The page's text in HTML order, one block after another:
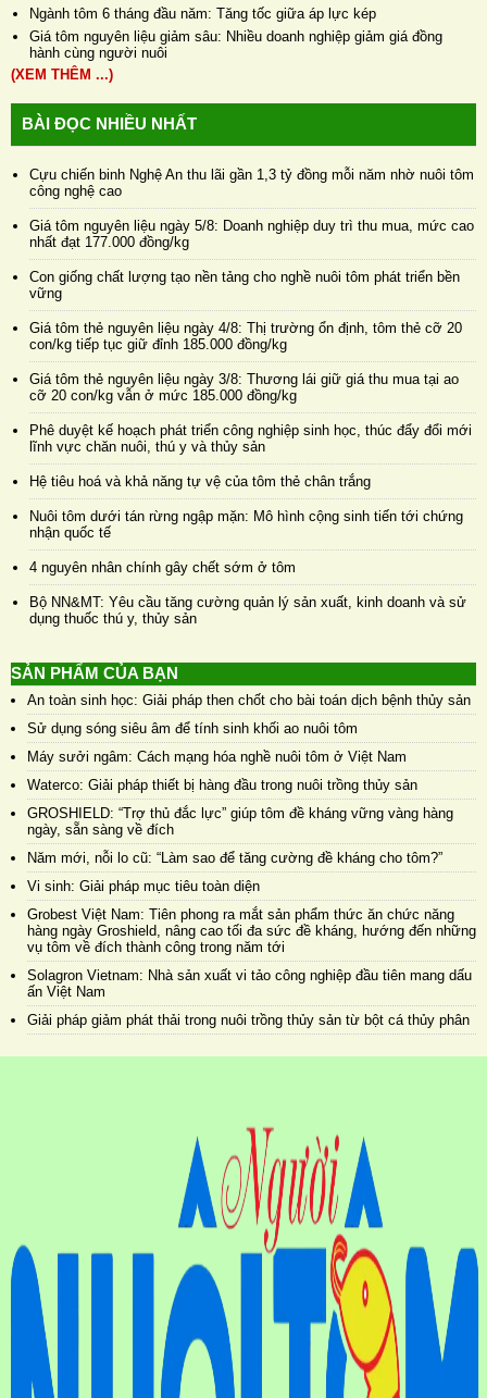
Ngành tôm 6 tháng đầu năm: Tăng tốc giữa áp lực kép
Giá tôm nguyên liệu giảm sâu: Nhiều doanh nghiệp giảm giá đồng
hành cùng người nuôi
(XEM THÊM ...)
BÀI ĐỌC NHIỀU NHẤT
Cựu chiến binh Nghệ An thu lãi gần 1,3 tỷ đồng mỗi năm nhờ nuôi tôm
công nghệ cao
Giá tôm nguyên liệu ngày 5/8: Doanh nghiệp duy trì thu mua, mức cao
nhất đạt 177.000 đồng/kg
Con giống chất lượng tạo nền tảng cho nghề nuôi tôm phát triển bền
vững
Giá tôm thẻ nguyên liệu ngày 4/8: Thị trường ổn định, tôm thẻ cỡ 20
con/kg tiếp tục giữ đỉnh 185.000 đồng/kg
Giá tôm thẻ nguyên liệu ngày 3/8: Thương lái giữ giá thu mua tại ao
cỡ 20 con/kg vẫn ở mức 185.000 đồng/kg
Phê duyệt kế hoạch phát triển công nghiệp sinh học, thúc đẩy đổi mới
lĩnh vực chăn nuôi, thú y và thủy sản
Hệ tiêu hoá và khả năng tự vệ của tôm thẻ chân trắng
Nuôi tôm dưới tán rừng ngập mặn: Mô hình cộng sinh tiến tới chứng
nhận quốc tế
4 nguyên nhân chính gây chết sớm ở tôm
Bộ NN&MT: Yêu cầu tăng cường quản lý sản xuất, kinh doanh và sử
dụng thuốc thú y, thủy sản
SẢN PHẨM CỦA BẠN
An toàn sinh học: Giải pháp then chốt cho bài toán dịch bệnh thủy sản
Sử dụng sóng siêu âm để tính sinh khối ao nuôi tôm
Máy sưởi ngâm: Cách mạng hóa nghề nuôi tôm ở Việt Nam
Waterco: Giải pháp thiết bị hàng đầu trong nuôi trồng thủy sản
GROSHIELD: “Trợ thủ đắc lực” giúp tôm đề kháng vững vàng hàng
ngày, sẵn sàng về đích
Năm mới, nỗi lo cũ: “Làm sao để tăng cường đề kháng cho tôm?”
Vi sinh: Giải pháp mục tiêu toàn diện
Grobest Việt Nam: Tiên phong ra mắt sản phẩm thức ăn chức năng
hàng ngày Groshield, nâng cao tối đa sức đề kháng, hướng đến những
vụ tôm về đích thành công trong năm tới
Solagron Vietnam: Nhà sản xuất vi tảo công nghiệp đầu tiên mang dấu
ấn Việt Nam
Giải pháp giảm phát thải trong nuôi trồng thủy sản từ bột cá thủy phân